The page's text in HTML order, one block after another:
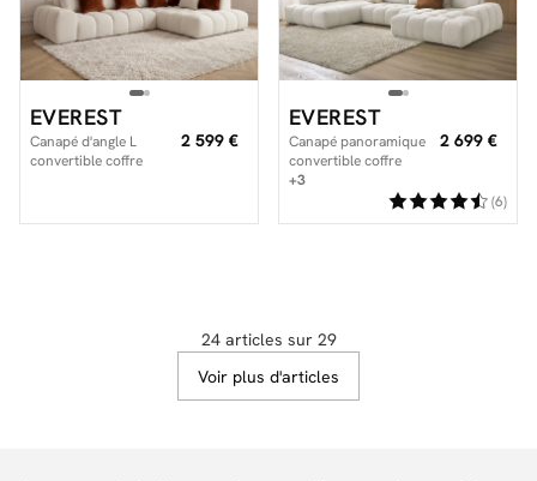
EVEREST
Canapé d'angle L
convertible coffre
2 599 €
EVEREST
Canapé panoramique
convertible coffre
EVEREST tissu texturé
2 699 €
+3
(6)
24 articles sur 29
Voir plus d'articles